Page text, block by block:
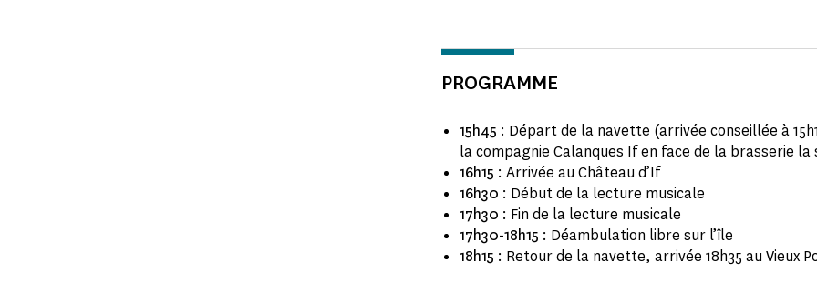
PROGRAMME
15h45 : Départ de la navette (arrivée conseillée à
la compagnie Calanques If en face de la brasserie la
16h15 : Arrivée au Château d’If
16h30 : Début de la lecture musicale
17h30 : Fin de la lecture musicale
17h30-18h15 : Déambulation libre sur l’île
18h15 : Retour de la navette, arrivée 18h35 au Vieux